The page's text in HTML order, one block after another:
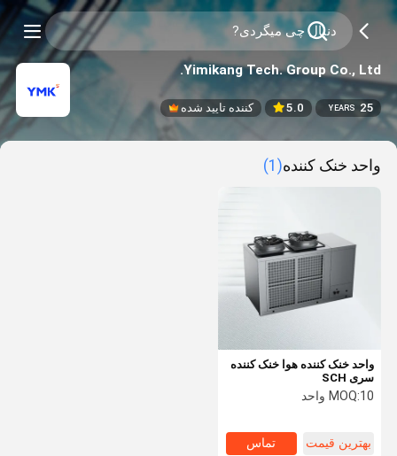
Yimikang Tech. Group Co., Ltd.
25
YEARS
5.0 کننده تایید شده
واحد خنک کننده(1)
واحد خنک کننده هوا خنک کننده
سری SCH
MOQ:10 واحد
بهترین قیمت تماس